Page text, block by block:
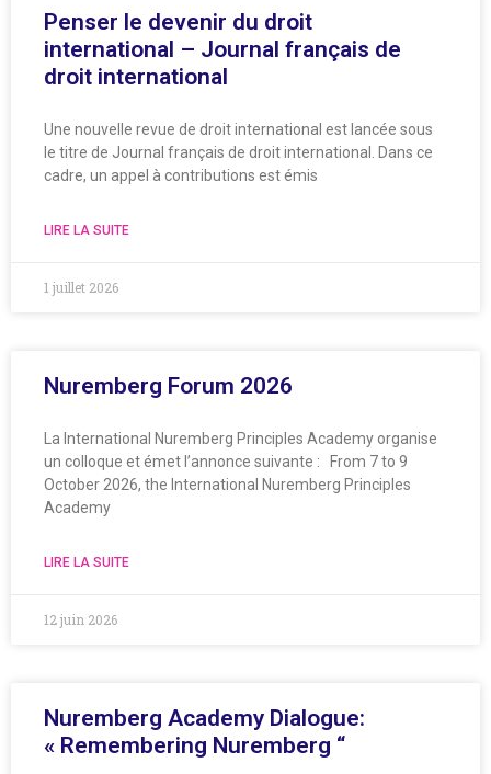
Penser le devenir du droit
international – Journal français de
droit international
Une nouvelle revue de droit international est lancée sous
le titre de Journal français de droit international. Dans ce
cadre, un appel à contributions est émis
LIRE LA SUITE
1 juillet 2026
Nuremberg Forum 2026
La International Nuremberg Principles Academy organise
un colloque et émet l’annonce suivante : From 7 to 9
October 2026, the International Nuremberg Principles
Academy
LIRE LA SUITE
12 juin 2026
Nuremberg Academy Dialogue:
« Remembering Nuremberg “